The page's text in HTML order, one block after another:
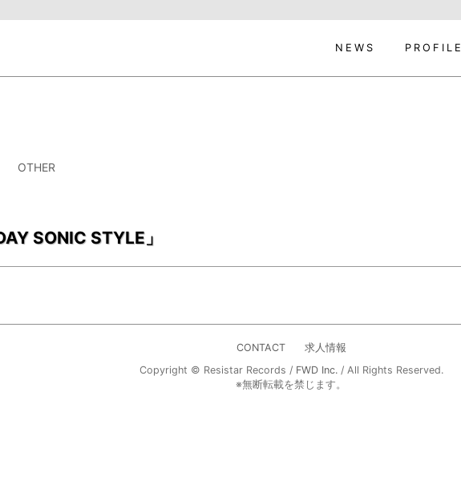
NEWS PROFILE
OTHER
SONIC STYLE」
CONTACT
求人情報
Copyright © Resistar Records / FWD Inc./ All Rights Reserved.
※無断転載を禁じます。